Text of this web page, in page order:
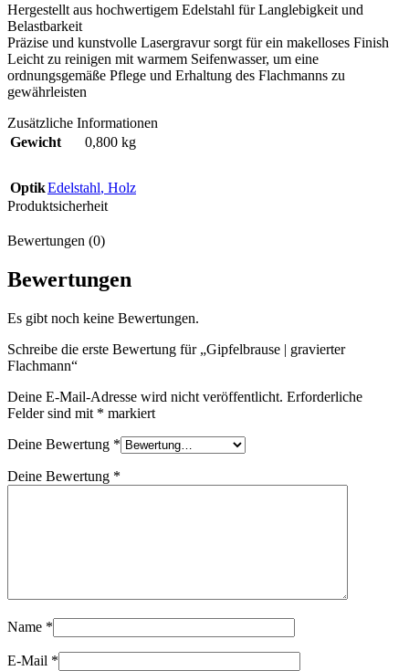
Hergestellt aus hochwertigem Edelstahl für Langlebigkeit und
Belastbarkeit
Präzise und kunstvolle Lasergravur sorgt für ein makelloses Finish
Leicht zu reinigen mit warmem Seifenwasser, um eine
ordnungsgemäße Pflege und Erhaltung des Flachmanns zu
gewährleisten
Zusätzliche Informationen
Gewicht
0,800 kg
OptikEdelstahl, Holz
Produktsicherheit
Bewertungen (0)
Bewertungen
Es gibt noch keine Bewertungen.
Schreibe die erste Bewertung für „Gipfelbrause | gravierter
Flachmann“
Deine E-Mail-Adresse wird nicht veröffentlicht. Erforderliche
Felder sind mit * markiert
Deine Bewertung *
Deine Bewertung *
Name *
E-Mail *